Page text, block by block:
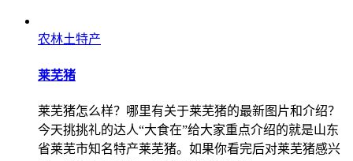
农林土特产
莱芜猪
莱芜猪怎么样？哪里有关于莱芜猪的最新图片和介绍？
今天挑挑礼的达人“大食在”给大家重点介绍的就是山东
省莱芜市知名特产莱芜猪。如果你看完后对莱芜猪感兴